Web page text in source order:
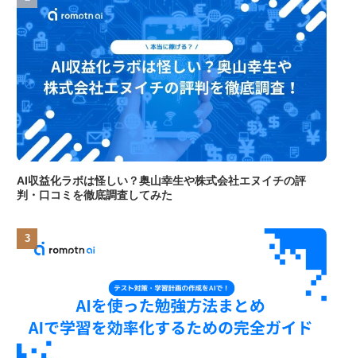
AI収益化ラボは怪しい？奥山幸生や株式会社エヌイチの評
判・口コミを徹底調査してみた